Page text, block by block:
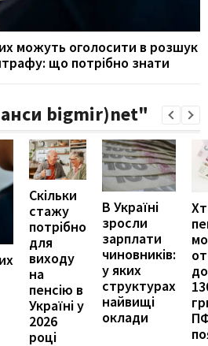
можуть оголосити в розшук
що потрібно знати
bigmir)net"
Скільки
стажу
потрібно
для
виходу
на
пенсію в
Україні у
2026
році
В Україні
зросли
зарплати
чиновників:
у яких
структурах
найвищі
оклади